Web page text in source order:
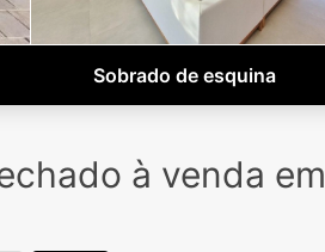
Sobrado de esquina
à venda em